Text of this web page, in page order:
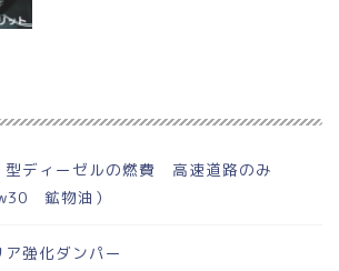
ディーゼルの燃費 高速道路のみ
鉱物油）
強化ダンパー